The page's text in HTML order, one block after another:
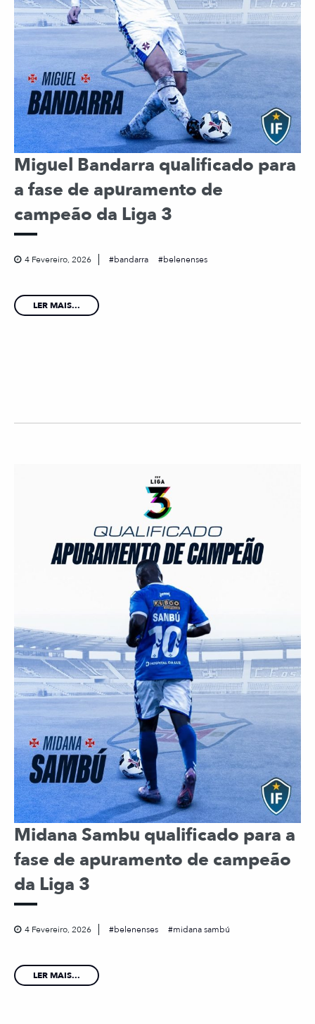
Miguel Bandarra qualificado para
a fase de apuramento de
campeão da Liga 3
4 Fevereiro, 2026 bandarra belenenses
LER MAIS...
Midana Sambu qualificado para a
fase de apuramento de campeão
da Liga 3
4 Fevereiro, 2026 belenenses midana sambú
LER MAIS...